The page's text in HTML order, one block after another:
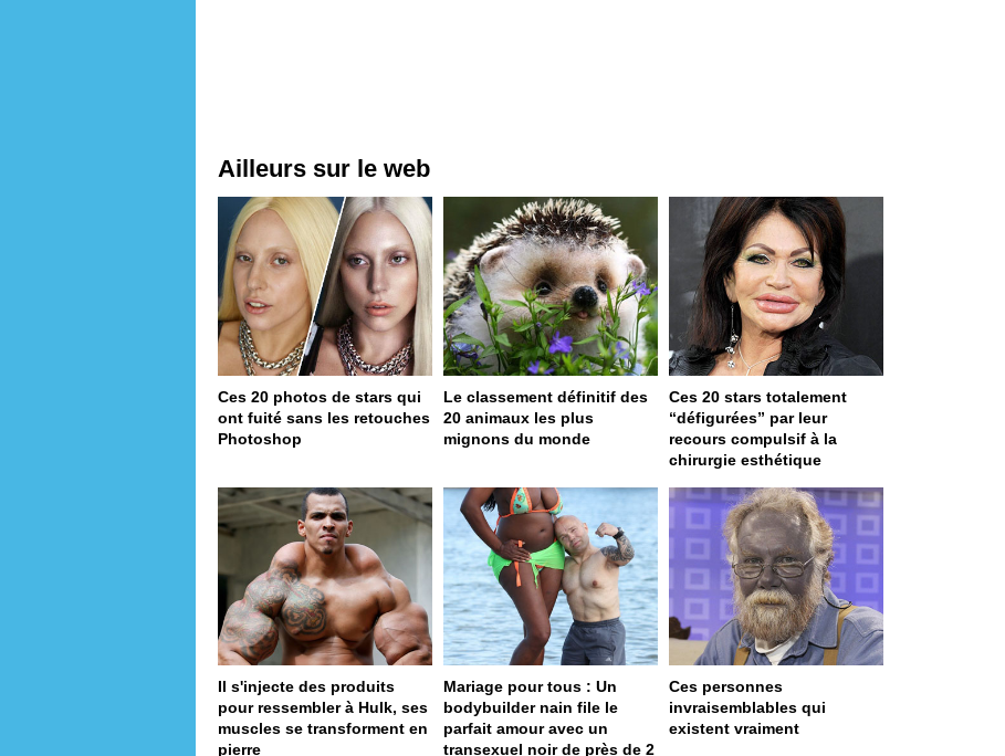
Ailleurs sur le web
Ces 20 photos de stars qui
ont fuité sans les retouches
Photoshop
Le classement définitif des
20 animaux les plus
mignons du monde
Ces 20 stars totalement
“défigurées” par leur
recours compulsif à la
chirurgie esthétique
Il s'injecte des produits
pour ressembler à Hulk, ses
muscles se transforment en
pierre
Mariage pour tous : Un
bodybuilder nain file le
parfait amour avec un
transexuel noir de près de 2
Ces personnes
invraisemblables qui
existent vraiment